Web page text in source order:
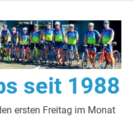
seit 1988
ersten Freitag im Monat